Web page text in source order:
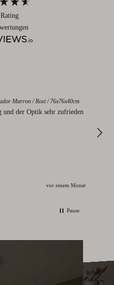
Rating
Marron / Rost / 76x76x40cm
der Optik sehr zufrieden
vor einem Monat
Pause